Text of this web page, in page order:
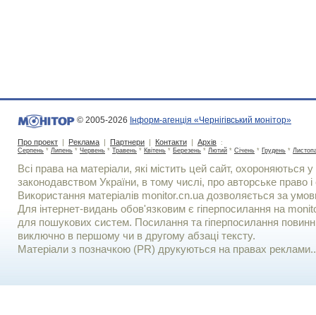
© 2005-2026 Інформ-агенція «Чернігівський монітор»
Про проект | Реклама | Партнери | Контакти | Архів :
Серпень * Липень * Червень * Травень * Квітень * Березень * Лютий * Січень * Грудень *
Всі права на матеріали, які містить цей сайт, охороняються у
законодавством України, в тому числі, про авторське право і
Використання матерiалiв monitor.cn.ua дозволяється за
Для iнтернет-видань обов'язковим є гiперпосилання на
для пошукових систем. Посилання та гіперпосилання
виключно в першому чи в другому абзаці тексту.
Матеріали з позначкою (PR) друкуються на правах реклами..